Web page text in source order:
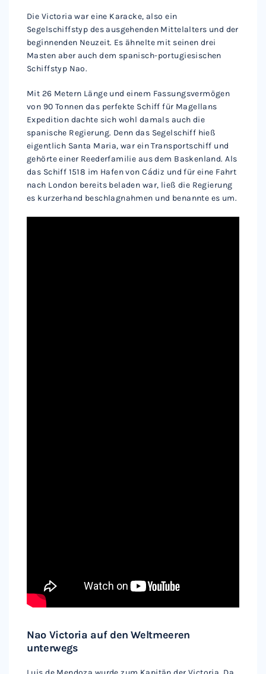
Die Victoria war eine Karacke, also ein
Segelschiffstyp des ausgehenden Mittelalters und der
beginnenden Neuzeit. Es ähnelte mit seinen drei
Masten aber auch dem spanisch-portugiesischen
Schiffstyp Nao.
Mit 26 Metern Länge und einem Fassungsvermögen
von 90 Tonnen das perfekte Schiff für Magellans
Expedition dachte sich wohl damals auch die
spanische Regierung. Denn das Segelschiff hieß
eigentlich Santa Maria, war ein Transportschiff und
gehörte einer Reederfamilie aus dem Baskenland. Als
das Schiff 1518 im Hafen von Cádiz und für eine Fahrt
nach London bereits beladen war, ließ die Regierung
es kurzerhand beschlagnahmen und benannte es um.
Nao Victoria auf den Weltmeeren
unterwegs